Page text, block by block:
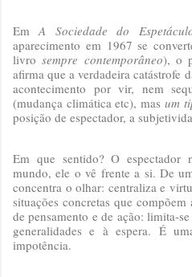
EmA Sociedade do
aparecimento em 1967 se
livrosempre contemporâneo), o
afirma que a verdadeira catástrofe
acontecimento por vir, nem
(mudança climática etc), mas um
posição de espectador, a
Em que sentido? O
mundo, ele o vê frente a si. De
concentra o olhar: centraliza e
situações concretas que
de pensamento e de ação: limita-
generalidades e à espera. É
impotência.